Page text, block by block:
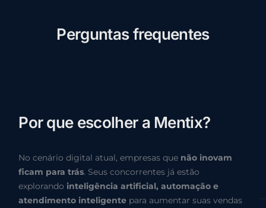
Perguntas frequentes
Por que escolher a Mentix?
No cenário digital atual, empresas que não inovam
ficam para trás. Seus concorrentes já estão
explorando inteligência artificial, automação e
atendimento inteligente para aumentar suas vendas